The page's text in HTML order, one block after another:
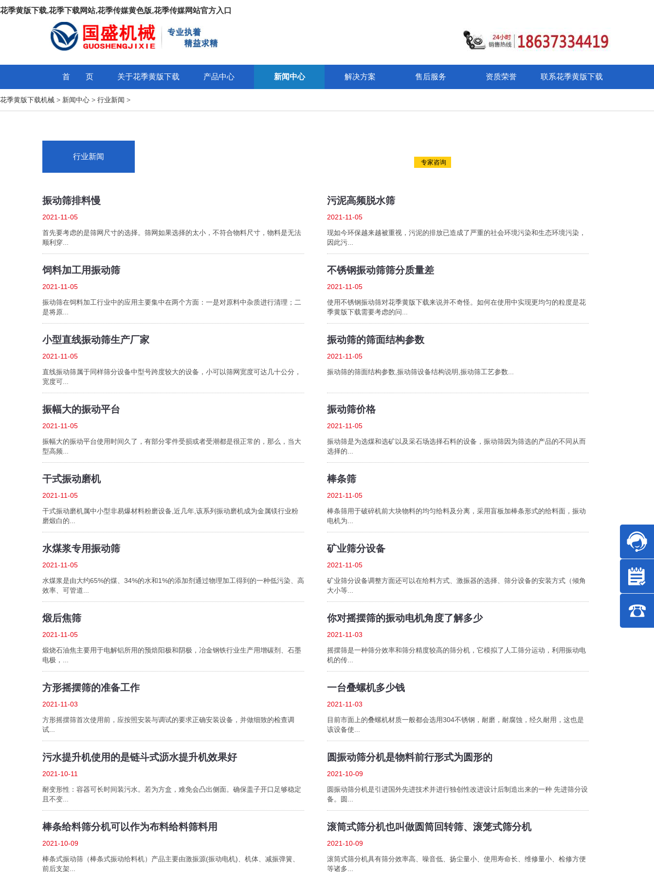
花季黄版下载,花季下载网站,花季传媒黄色版,花季传媒网站官方入口
首 页 关于花季黄版下载 产品中心 新闻中心 解决方案 售后服务 资质荣誉 联系花季黄版下载
花季黄版下载机械 > 新闻中心 > 行业新闻 >
行业新闻
专家咨询
振动筛排料慢
2021-11-05
首先要考虑的是筛网尺寸的选择。筛网如果选择的太小，不符合物料尺寸，物料是无法
顺利穿...
污泥高频脱水筛
2021-11-05
现如今环保越来越被重视，污泥的排放已造成了严重的社会环境污染和生态环境污染，
因此污...
饲料加工用振动筛
2021-11-05
振动筛在饲料加工行业中的应用主要集中在两个方面：一是对原料中杂质进行清理；二
是将原...
不锈钢振动筛筛分质量差
2021-11-05
使用不锈钢振动筛对花季黄版下载来说并不奇怪。如何在使用中实现更均匀的粒度是花
季黄版下载需要考虑的问...
小型直线振动筛生产厂家
2021-11-05
直线振动筛属于同样筛分设备中型号跨度较大的设备，小可以筛网宽度可达几十公分，
宽度可...
振动筛的筛面结构参数
2021-11-05
振动筛的筛面结构参数,振动筛设备结构说明,振动筛工艺参数...
振幅大的振动平台
2021-11-05
振幅大的振动平台使用时间久了，有部分零件受损或者受潮都是很正常的，那么，当大
型高频...
振动筛价格
2021-11-05
振动筛是为选煤和选矿以及采石场选择石料的设备，振动筛因为筛选的产品的不同从而
选择的...
干式振动磨机
2021-11-05
干式振动磨机属中小型非易爆材料粉磨设备,近几年,该系列振动磨机成为金属镁行业粉
磨煅白的...
棒条筛
2021-11-05
棒条筛用于破碎机前大块物料的均匀给料及分离，采用盲板加棒条形式的给料面，振动
电机为...
水煤浆专用振动筛
2021-11-05
水煤浆是由大约65%的煤、34%的水和1%的添加剂通过物理加工得到的一种低污染、高
效率、可管道...
矿业筛分设备
2021-11-05
矿业筛分设备调整方面还可以在给料方式、激振器的选择、筛分设备的安装方式（倾角
大小等...
煅后焦筛
2021-11-05
煅烧石油焦主要用于电解铝所用的预焙阳极和阴极，冶金钢铁行业生产用增碳剂、石墨
电极，...
你对摇摆筛的振动电机角度了解多少
2021-11-03
摇摆筛是一种筛分效率和筛分精度较高的筛分机，它模拟了人工筛分运动，利用振动电
机的传...
方形摇摆筛的准备工作
2021-11-03
方形摇摆筛首次使用前，应按照安装与调试的要求正确安装设备，并做细致的检查调
试...
一台叠螺机多少钱
2021-11-03
目前市面上的叠螺机材质一般都会选用304不锈钢，耐磨，耐腐蚀，经久耐用，这也是
该设备使...
污水提升机使用的是链斗式沥水提升机效果好
2021-10-11
耐变形性：容器可长时间装污水。若为方盒，难免会凸出侧面。确保盖子开口足够稳定
且不变...
圆振动筛分机是物料前行形式为圆形的
2021-10-09
圆振动筛分机是引进国外先进技术并进行独创性改进设计后制造出来的一种 先进筛分设
备。圆...
棒条给料筛分机可以作为布料给料筛料用
2021-10-09
棒条式振动筛（棒条式振动给料机）产品主要由激振源(振动电机)、机体、减振弹簧、
前后支架...
滚筒式筛分机也叫做圆筒回转筛、滚笼式筛分机
2021-10-09
滚筒式筛分机具有筛分效率高、噪音低、扬尘量小、使用寿命长、维修量小、检修方便
等诸多...